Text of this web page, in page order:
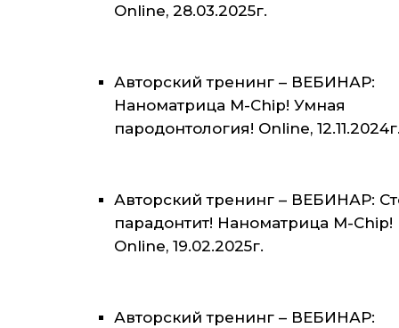
Online, 28.03.2025г.
Авторский тренинг – ВЕБИНАР:
Наноматрица M-Chip! Умная
пародонтология! Online,
Авторский тренинг – ВЕБИНАР:
парадонтит! Наноматрица M-Chip!
Online, 19.02.2025г.
Авторский тренинг – ВЕБИНАР: